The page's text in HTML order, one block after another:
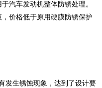
汽车发动机整体防锈处理。
价格低于原用硬膜防锈保护
发生锈蚀现象，达到了设计要